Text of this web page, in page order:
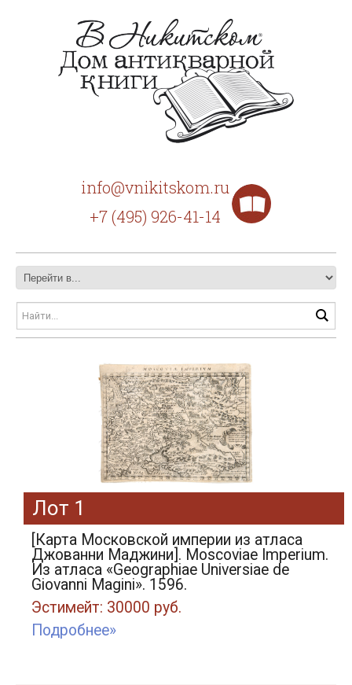
info@vnikitskom.ru
+7 (495) 926-41-14
Лот 1
[Карта Московской империи из атласа
Джованни Маджини]. Moscoviae Imperium.
Из атласа «Geographiae Universiae de
Giovanni Magini». 1596.
Эстимейт: 30000 руб.
Подробнее»